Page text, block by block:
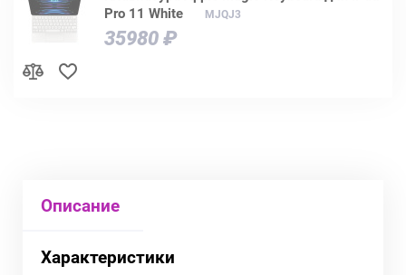
Pro 11 White
MJQJ3
35980 ₽
Описание
Характеристики